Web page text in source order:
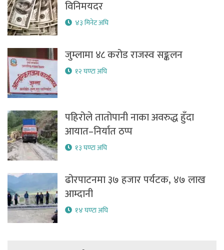
विनिमयदर
४३ मिनेट अघि
जुम्लामा ४८ करोड राजस्व सङ्कलन
१२ घण्टा अघि
पहिरोले तातोपानी नाका अवरुद्ध हुँदा
आयात–निर्यात ठप्प
१३ घण्टा अघि
ढोरपाटनमा ३७ हजार पर्यटक, ४७ लाख
आम्दानी
१४ घण्टा अघि